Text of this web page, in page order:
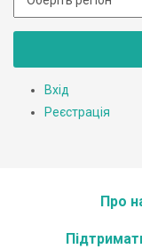
Вхід
Реєстрація
Про